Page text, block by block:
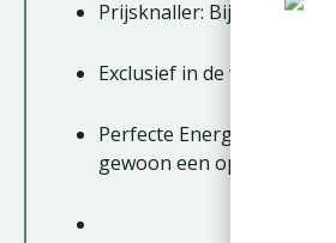
Prijsknaller: Bij Tuinland
Exclusief in de winkel:
Perfecte Energie boost:
gewoon een oppepper